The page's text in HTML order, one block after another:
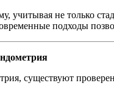
учитывая не только
подходы
существуют